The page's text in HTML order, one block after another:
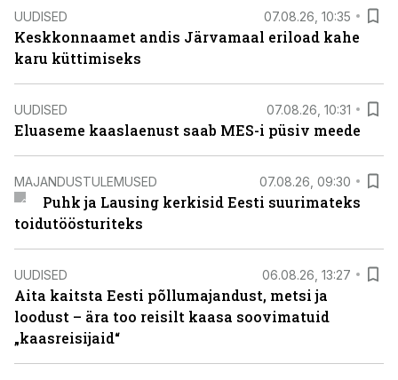
UUDISED 07.08.26, 10:35
Keskkonnaamet andis Järvamaal eriload kahe
karu küttimiseks
UUDISED 07.08.26, 10:31
Eluaseme kaaslaenust saab MES-i püsiv meede
MAJANDUSTULEMUSED 07.08.26, 09:30
Puhk ja Lausing kerkisid Eesti suurimateks
toidutöösturiteks
UUDISED 06.08.26, 13:27
Aita kaitsta Eesti põllumajandust, metsi ja
loodust – ära too reisilt kaasa soovimatuid
„kaasreisijaid“